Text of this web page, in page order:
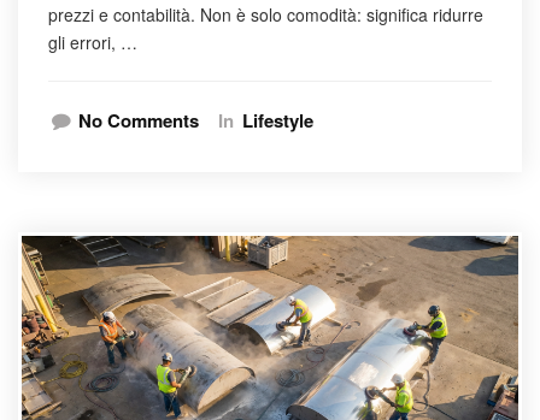
prezzi e contabilità. Non è solo comodità: significa ridurre
gli errori, …
No Comments In Lifestyle